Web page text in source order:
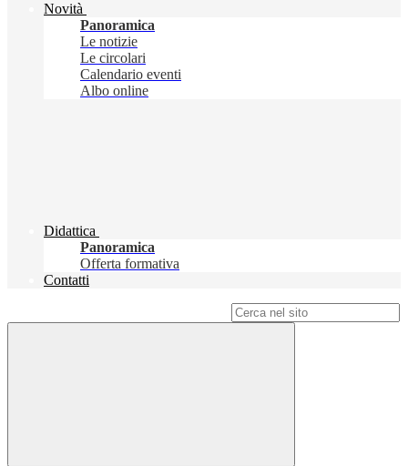
Novità
Panoramica
Le notizie
Le circolari
Calendario eventi
Albo online
Didattica
Panoramica
Offerta formativa
Contatti